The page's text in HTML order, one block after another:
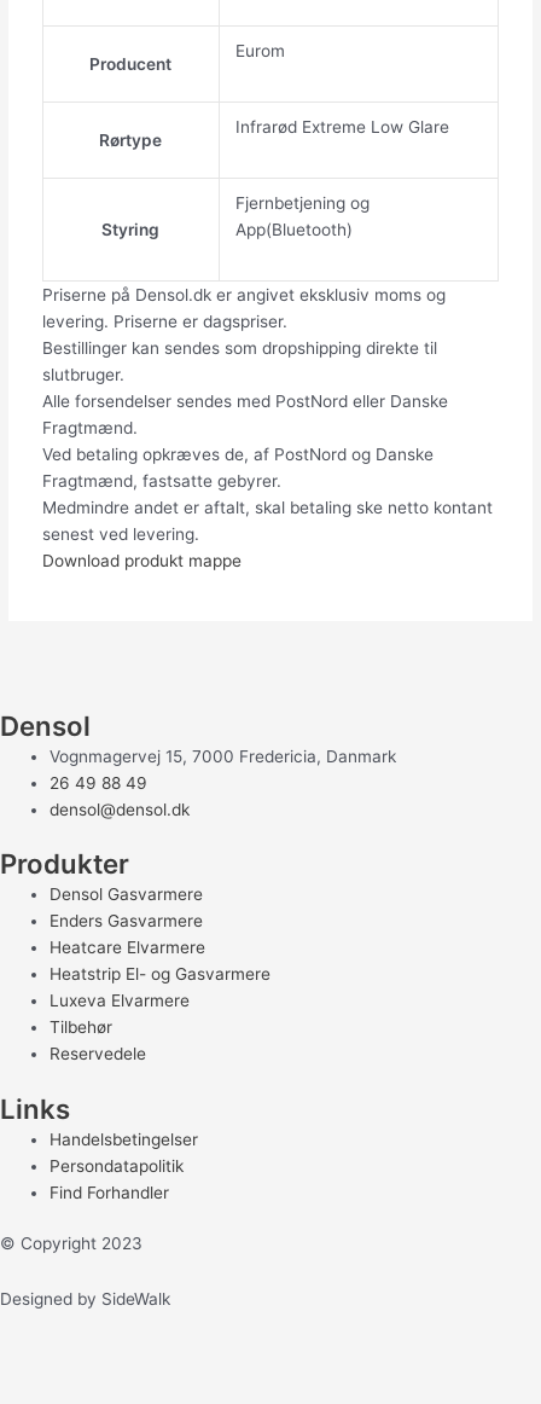
Producent
Eurom
Rørtype
Infrarød Extreme Low Glare
Styring
Fjernbetjening og
App(Bluetooth)
Priserne på Densol.dk er angivet eksklusiv moms og
levering. Priserne er dagspriser.
Bestillinger kan sendes som dropshipping direkte til
slutbruger.
Alle forsendelser sendes med PostNord eller Danske
Fragtmænd.
Ved betaling opkræves de, af PostNord og Danske
Fragtmænd, fastsatte gebyrer.
Medmindre andet er aftalt, skal betaling ske netto kontant
senest ved levering.
Download produkt mappe
Densol
Vognmagervej 15, 7000 Fredericia, Danmark
26 49 88 49
densol@densol.dk
Produkter
Densol Gasvarmere
Enders Gasvarmere
Heatcare Elvarmere
Heatstrip El- og Gasvarmere
Luxeva Elvarmere
Tilbehør
Reservedele
Links
Handelsbetingelser
Persondatapolitik
Find Forhandler
© Copyright 2023
Designed by SideWalk